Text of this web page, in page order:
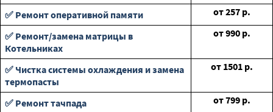
✅ Ремонт оперативной памяти
от257 р.
✅ Ремонт/замена матрицы в
Котельниках
от990 р.
✅ Чистка системы охлаждения и замена
термопасты
от 1501 р.
✅ Ремонт тачпада от799 р.